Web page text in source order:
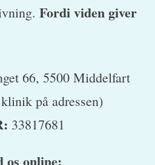
Fordi viden giver
66, 5500 Middelfart
klinik på adressen)
33817681